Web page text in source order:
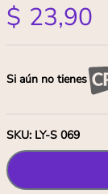
$ 23,90
Si aún no tienes
SKU: LY-S 069